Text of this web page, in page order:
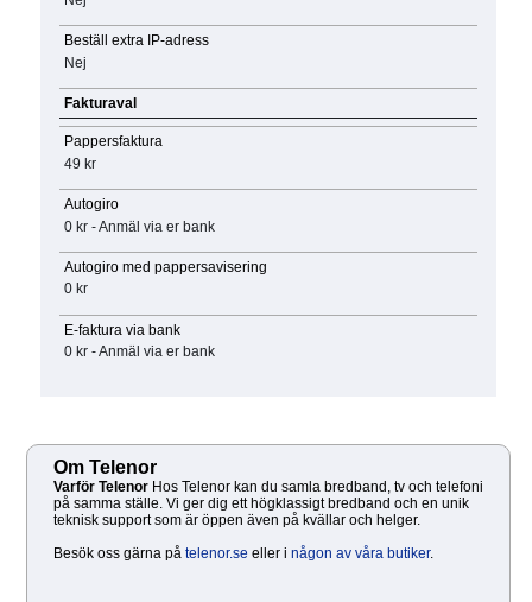
Beställ extra IP-adress
Nej
Fakturaval
Pappersfaktura
49 kr
Autogiro
0 kr - Anmäl via er bank
Autogiro med pappersavisering
0 kr
E-faktura via bank
0 kr - Anmäl via er bank
Om Telenor
Varför Telenor Hos Telenor kan du samla bredband, tv och telefoni
på samma ställe. Vi ger dig ett högklassigt bredband och en unik
teknisk support som är öppen även på kvällar och helger.
Besök oss gärna på telenor.se eller i någon av våra butiker.